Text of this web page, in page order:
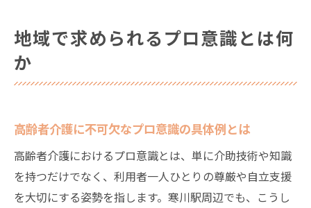
地域で求められるプロ意識とは何
か
高齢者介護に不可欠なプロ意識の具体例とは
高齢者介護におけるプロ意識とは、単に介助技術や知識
を持つだけでなく、利用者一人ひとりの尊厳や自立支援
を大切にする姿勢を指します。寒川駅周辺でも、こうし